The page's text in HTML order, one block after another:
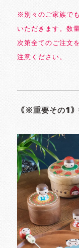
※別々のご家族で
いただきます。数
次第全てのご注文
注意ください。
｟※重要その1